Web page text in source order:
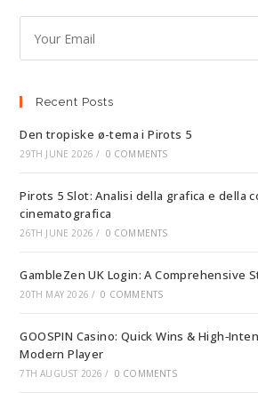
Recent Posts
Den tropiske ø-tema i Pirots 5
29TH JUNE 2026 / 0 COMMENTS
Pirots 5 Slot: Analisi della grafica e della
cinematografica
26TH JUNE 2026 / 0 COMMENTS
GambleZen UK Login: A Comprehensive
20TH MAY 2026 / 0 COMMENTS
GOOSPIN Casino: Quick Wins &
Modern Player
7TH AUGUST 2026 / 0 COMMENTS